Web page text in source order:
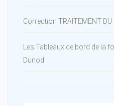
Correction TRAITEMENT
Les Tableaux de bord de la
Dunod